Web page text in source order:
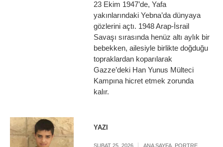
23 Ekim 1947’de, Yafa
yakınlarındaki Yebna’da dünyaya
gözlerini açtı. 1948 Arap-İsrail
Savaşı sırasında henüz altı aylık bir
bebekken, ailesiyle birlikte doğduğu
topraklardan koparılarak
Gazze’deki Han Yunus Mülteci
Kampına hicret etmek zorunda
kalır.
YAZI
ŞUBAT 25, 2026 ANA SAYFA PORTRE